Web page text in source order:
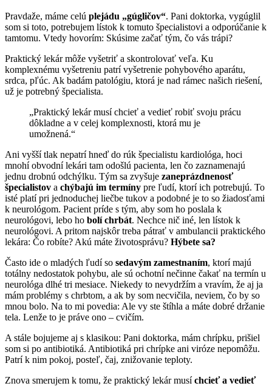
Pravdaže, máme celú plejádu „gúgličov“. Pani doktorka, vygúglil
som si toto, potrebujem lístok k tomuto špecialistovi a odporúčanie k
tamtomu. Vtedy hovorím: Skúsime začať tým, čo vás trápi?
Praktický lekár môže vyšetriť a skontrolovať veľa. Ku
komplexnému vyšetreniu patrí vyšetrenie pohybového aparátu,
srdca, pľúc. Ak badám patológiu, ktorá je nad rámec našich riešení,
už je potrebný špecialista.
„Praktický lekár musí chcieť a vedieť robiť svoju prácu
dôkladne a v celej komplexnosti, ktorá mu je
umožnená.“
Ani vyšší tlak nepatrí hneď do rúk špecialistu kardiológa, hoci
mnohí obvodní lekári tam odošlú pacienta, len čo zaznamenajú
jednu drobnú odchýlku. Tým sa zvyšuje zaneprázdnenosť
špecialistov a chýbajú im termíny pre ľudí, ktorí ich potrebujú. To
isté platí pri jednoduchej liečbe tukov a podobné je to so žiadosťami
k neurológom. Pacient príde s tým, aby som ho poslala k
neurológovi, lebo ho bolí chrbát. Nechce nič iné, len lístok k
neurológovi. A pritom najskôr treba pátrať v ambulancii praktického
lekára: Čo robíte? Akú máte životosprávu? Hýbete sa?
Často ide o mladých ľudí so sedavým zamestnaním, ktorí majú
totálny nedostatok pohybu, ale sú ochotní nečinne čakať na termín u
neurológa dlhé tri mesiace. Niekedy to nevydržím a vravím, že aj ja
mám problémy s chrbtom, a ak by som necvičila, neviem, čo by so
mnou bolo. Na to mi povedia: Ale vy ste štíhla a máte dobré držanie
tela. Lenže to je práve ono – cvičím.
A stále bojujeme aj s klasikou: Pani doktorka, mám chrípku, prišiel
som si po antibiotiká. Antibiotiká pri chrípke ani viróze nepomôžu.
Patrí k nim pokoj, posteľ, čaj, znižovanie teploty.
Znova smerujem k tomu, že praktický lekár musíchcieť a vedieť